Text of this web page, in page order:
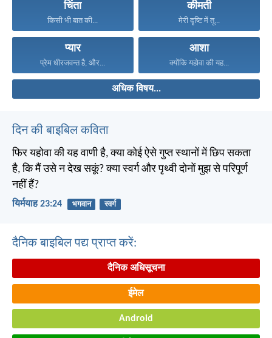
चिंता
किसी भी बात की...
कीमती
मेरी दृष्टि में तू...
प्यार
प्रेम धीरजवन्त है, और...
आशा
क्योंकि यहोवा की यह...
अधिक विषय...
दिन की बाइबिल कविता
फिर यहोवा की यह वाणी है, क्या कोई ऐसे गुप्त स्थानों में छिप सकता
है, कि मैं उसे न देख सकूं? क्या स्वर्ग और पृथ्वी दोनों मुझ से परिपूर्ण
नहीं हैं?
यिर्मयाह 23:24 भगवान स्वर्ग
दैनिक बाइबिल पद्य प्राप्त करें:
दैनिक अधिसूचना
ईमेल
Android